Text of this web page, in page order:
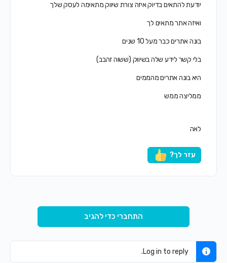
יודעת להתאים בדיוק איזה צורת שיווק מתאימה לעסק שלך
ואיזה אתר מתאים לך
בונה אתרים כבר מעל 10 שנים
בלי קשר לידע שלה בשיווק (ששוה זהבב)
היא בונה אתרים מהממים
ממליצה ממש
לאה
עזר לך?
התחברי כדי להגיב
Log in to reply.